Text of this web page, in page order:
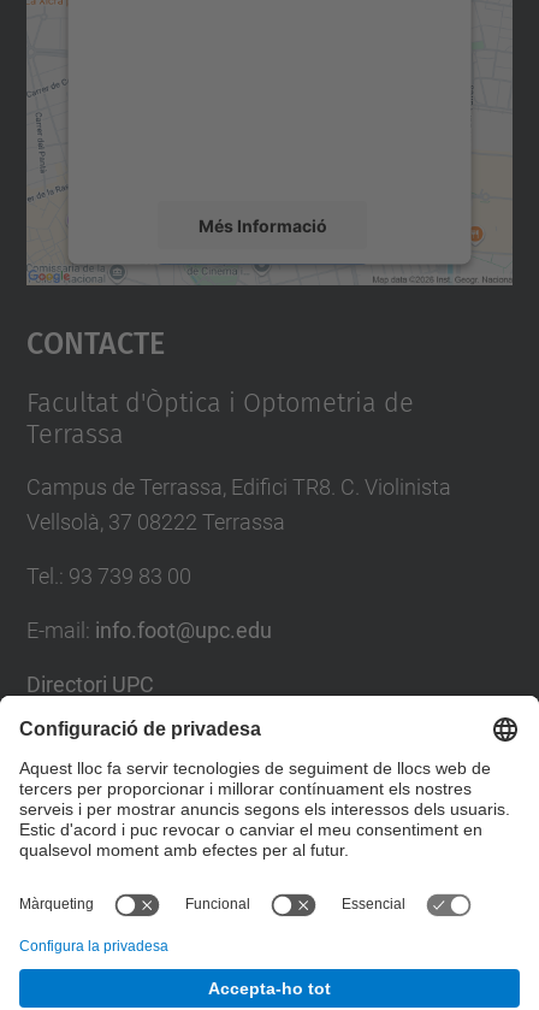
Més Informació
Accepta
powered by
Contacte
Facultat d'Òptica i Optometria de
Terrassa
Campus de Terrassa, Edifici TR8. C. Violinista
Vellsolà, 37 08222 Terrassa
Tel. : 93 739 83 00
E-mail : info.foot@upc.edu
Directori UPC
Formulari de contacte
Llista Xarxes Socials
Facultat d'Òptica i Optometria de Terrassa. FOOT.